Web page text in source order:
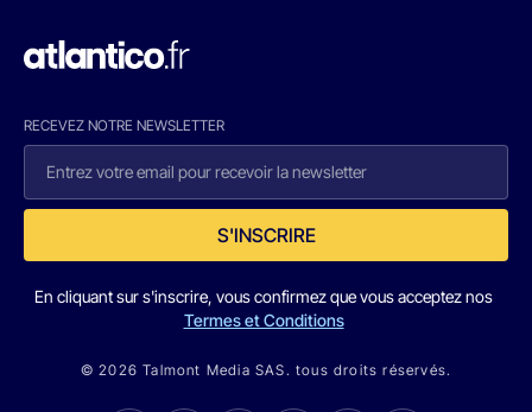
RECEVEZ NOTRE NEWSLETTER
S'INSCRIRE
En cliquant sur s'inscrire, vous confirmez que vous acceptez nos
Termes et Conditions
© 2026 Talmont Media SAS. tous droits réservés.